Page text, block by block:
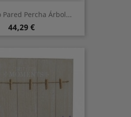
Pared Percha Árbol...
Preis
44,29 €